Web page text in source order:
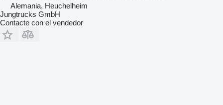
Alemania, Heuchelheim
Jungtrucks GmbH
Contacte con el vendedor